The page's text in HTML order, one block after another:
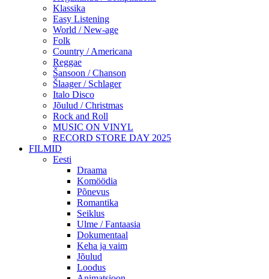
Klassika
Easy Listening
World / New-age
Folk
Country / Americana
Reggae
Šansoon / Chanson
Šlaager / Schlager
Italo Disco
Jõulud / Christmas
Rock and Roll
MUSIC ON VINYL
RECORD STORE DAY 2025
FILMID
Eesti
Draama
Komöödia
Põnevus
Romantika
Seiklus
Ulme / Fantaasia
Dokumentaal
Keha ja vaim
Jõulud
Loodus